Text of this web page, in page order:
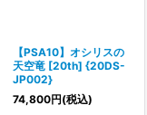
【PSA10】オシリスの
天空竜 [20th] {20DS-
JP002}
74,800円(税込)